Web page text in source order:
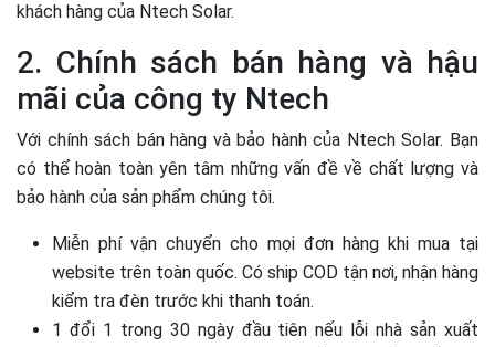
khách hàng của Ntech Solar.
2. Chính sách bán hàng và hậu
mãi của công ty Ntech
Với chính sách bán hàng và bảo hành của Ntech Solar. Bạn
có thể hoàn toàn yên tâm những vấn đề về chất lượng và
bảo hành của sản phẩm chúng tôi.
Miễn phí vận chuyển cho mọi đơn hàng khi mua tại
website trên toàn quốc. Có ship COD tận nơi, nhận hàng
kiểm tra đèn trước khi thanh toán.
1 đổi 1 trong 30 ngày đầu tiên nếu lỗi nhà sản xuất